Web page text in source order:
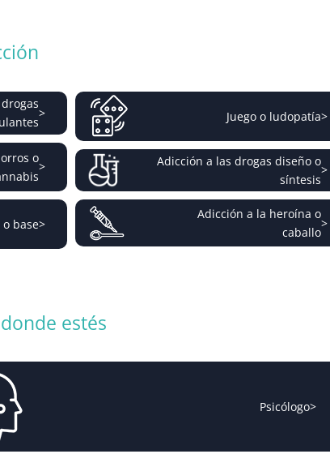
>
o
>
base>
Juego o ludopatía>
Adicción a las drogas diseño o
síntesis
>
Adicción a la heroína o
caballo
>
estés
Psicólogo>